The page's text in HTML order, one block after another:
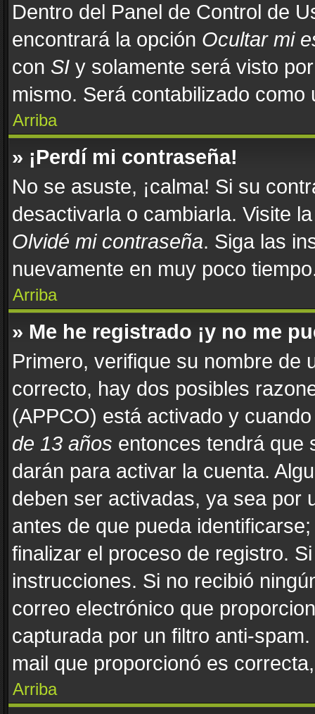
Dentro del Panel de Control de
encontrará la opción Ocultar mi
con SI y solamente será visto
mismo. Será contabilizado como
Arriba
» ¡Perdí mi contraseña!
No se asuste, ¡calma! Si su
desactivarla o cambiarla. Visite
Olvidé mi contraseña. Siga las
nuevamente en muy poco
Arriba
» Me he registrado ¡y no me
Primero, verifique su nombre de
correcto, hay dos posibles
(APPCO) está activado y
de 13 años entonces tendrá que
darán para activar la cuenta.
deben ser activadas, ya sea por
antes de que pueda
finalizar el proceso de registro.
instrucciones. Si no recibió
correo electrónico que
capturada por un filtro anti-
mail que proporcionó es
Arriba